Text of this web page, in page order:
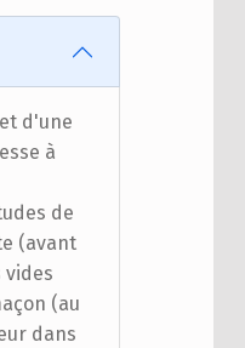
d'une
à
de
(avant
vides
(au
dans